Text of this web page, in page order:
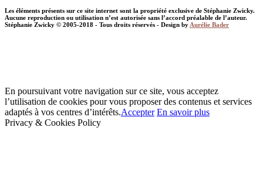
Les éléments présents sur ce site internet sont la propriété exclusive de Stéphanie Zwicky.
Aucune reproduction ou utilisation n’est autorisée sans l’accord préalable de l’auteur.
Stéphanie Zwicky © 2005-2018 - Tous droits réservés - Design by Aurélie Bader
En poursuivant votre navigation sur ce site, vous acceptez
l’utilisation de cookies pour vous proposer des contenus et services
adaptés à vos centres d’intérêts.Accepter En savoir plus
Privacy & Cookies Policy